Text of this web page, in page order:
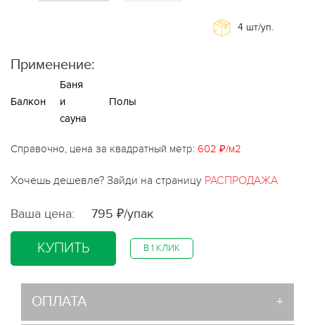
4 шт/уп.
Применение:
Балкон
Баня
и
сауна
Полы
Справочно, цена за квадратный метр: 602 ₽/м2
Хочешь дешевле? Зайди на страницу РАСПРОДАЖА
Ваша цена: 795 ₽/упак
КУПИТЬ В 1 КЛИК
ОПЛАТА